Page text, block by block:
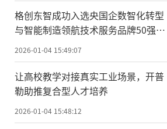
格创东智成功入选央国企数智化转型
与智能制造领航技术服务品牌50强榜
单
2026-01-04 15:49:07
让高校教学对接真实工业场景，开普
勒助推复合型人才培养
2026-01-04 15:48:12